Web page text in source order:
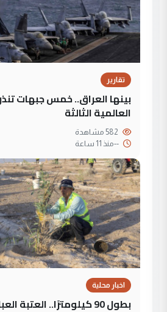
تقارير
بينها العراق.. خمس جبهات تنذر
العالمية الثالثة
--منذ 11 ساعة
اخبار محلية
بطول 90 كيلومترًا.. العتبة